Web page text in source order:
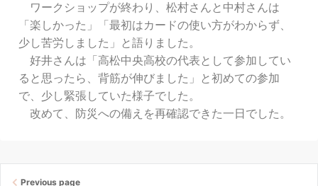
ワークショップが終わり、松村さんと中村さんは
「楽しかった」「最初はカードの使い方がわからず、
少し苦労しました」と語りました。
好井さんは「高松中央高校の代表として参加してい
ると思ったら、背筋が伸びました」と初めての参加
で、少し緊張していた様子でした。
改めて、防災への備えを再確認できた一日でした。
Previous page